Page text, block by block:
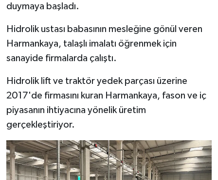
duymaya başladı.
Hidrolik ustası babasının mesleğine gönül veren
Harmankaya, talaşlı imalatı öğrenmek için
sanayide firmalarda çalıştı.
Hidrolik lift ve traktör yedek parçası üzerine
2017'de firmasını kuran Harmankaya, fason ve iç
piyasanın ihtiyacına yönelik üretim
gerçekleştiriyor.